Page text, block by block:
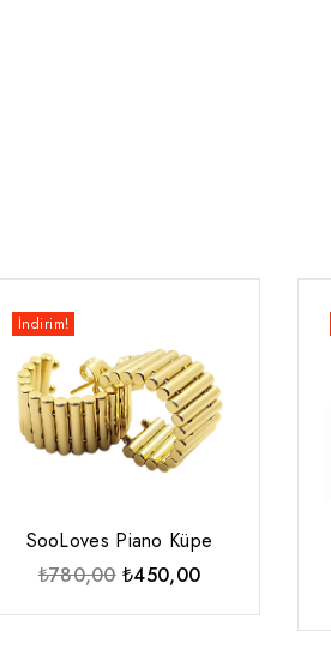
İndirim!
SooLoves Piano Küpe
₺780,00 Orijinal
₺450,00Şu